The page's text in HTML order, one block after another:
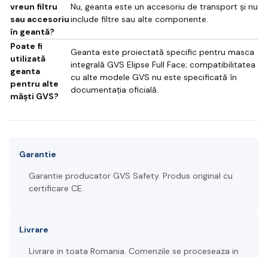
vreun filtru
sau accesoriu
în geantă?
Nu, geanta este un accesoriu de transport și nu
include filtre sau alte componente.
Poate fi
utilizată
geanta
pentru alte
măști GVS?
Geanta este proiectată specific pentru masca
integrală GVS Elipse Full Face; compatibilitatea
cu alte modele GVS nu este specificată în
documentația oficială.
Garantie
Garantie producator GVS Safety. Produs original cu
certificare CE.
Livrare
Livrare in toata Romania. Comenzile se proceseaza in